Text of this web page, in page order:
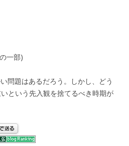
一部)
問題はあるだろう。しかし、どう
という先入観を捨てるべき時期が